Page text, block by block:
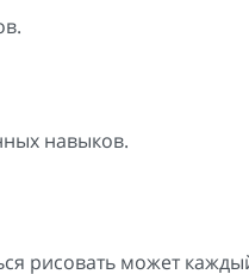
навыков.
рисовать может